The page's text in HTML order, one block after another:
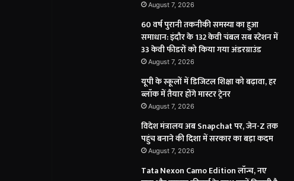
August 7, 2026
60 वर्ष पुरानी तकनीकी समस्या का हुआ
समाधान: इंदौर के 132 केवी चंबल सब स्टेशन में
33 केवी फीडरों को किया गया अंडरग्राउंड
August 7, 2026
यूपी के स्कूलों में डिजिटल शिक्षा को बढ़ावा, हर
ब्लॉक में तैयार होंगे मास्टर ट्रेनर
August 7, 2026
विदेश मंत्रालय अब Snapchat पर, जेन-Z तक
पहुंच बनाने की दिशा में सरकार का बड़ा कदम
August 7, 2026
Tata Nexon Camo Edition लॉन्च, नए